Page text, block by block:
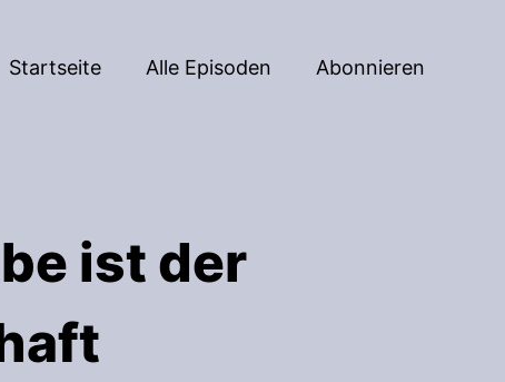
Startseite Alle Episoden Abonnieren
ist der